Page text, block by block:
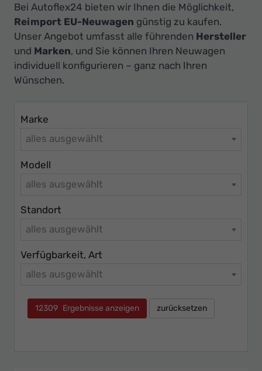
Preisen
-
Ihr
Innovatives
Autohaus
Bei Autoflex24 bieten wir Ihnen die Möglichkeit,
Reimport EU-Neuwagen günstig zu kaufen.
Unser Angebot umfasst alle führenden Hersteller
und Marken, und Sie können Ihren Neuwagen
individuell konfigurieren – ganz nach Ihren
Wünschen.
Marke
alles ausgewählt
Modell
alles ausgewählt
Standort
alles ausgewählt
Verfügbarkeit, Art
alles ausgewählt
12309 Ergebnisse anzeigen zurücksetzen